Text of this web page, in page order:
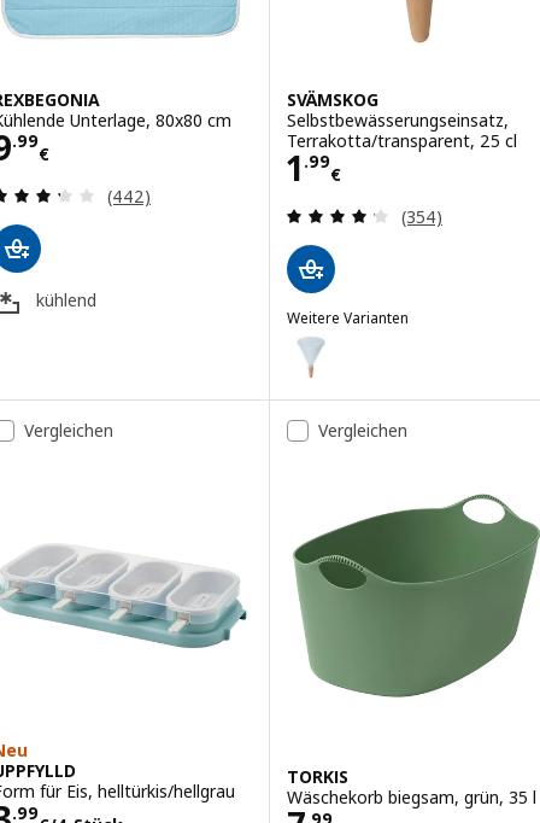
Unterlage, 80x80 cm
.99
€ 9.99€
Bewertungen: 3.3 von 5 Sternen. Bewertungen
(442)
kühlend
SVÄMSKOG
Selbstbewässerungseinsatz,
Terrakotta/transparent, 25 cl
1 .99
€
Preis 1.99€
Bewertungen:
(354)
Weitere Varianten
SVÄMSKOG
Option: SVÄMSKOG,
Vergleichen
für Eis, helltürkis/hellgrau
.99
Vergleichen
TORKIS
Wäschekorb biegsam, grün, 35 l
.99